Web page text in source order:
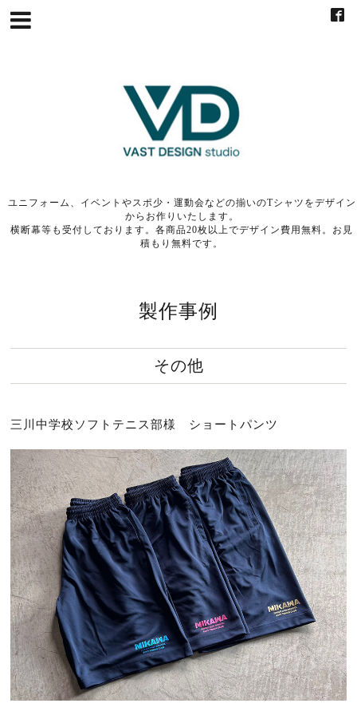
ユニフォーム、イベントやスポ少・運動会などの揃いのTシャツをデザイン
からお作りいたします。
横断幕等も受付しております。各商品20枚以上でデザイン費用無料。お見
積もり無料です。
製作事例
その他
三川中学校ソフトテニス部様 ショートパンツ